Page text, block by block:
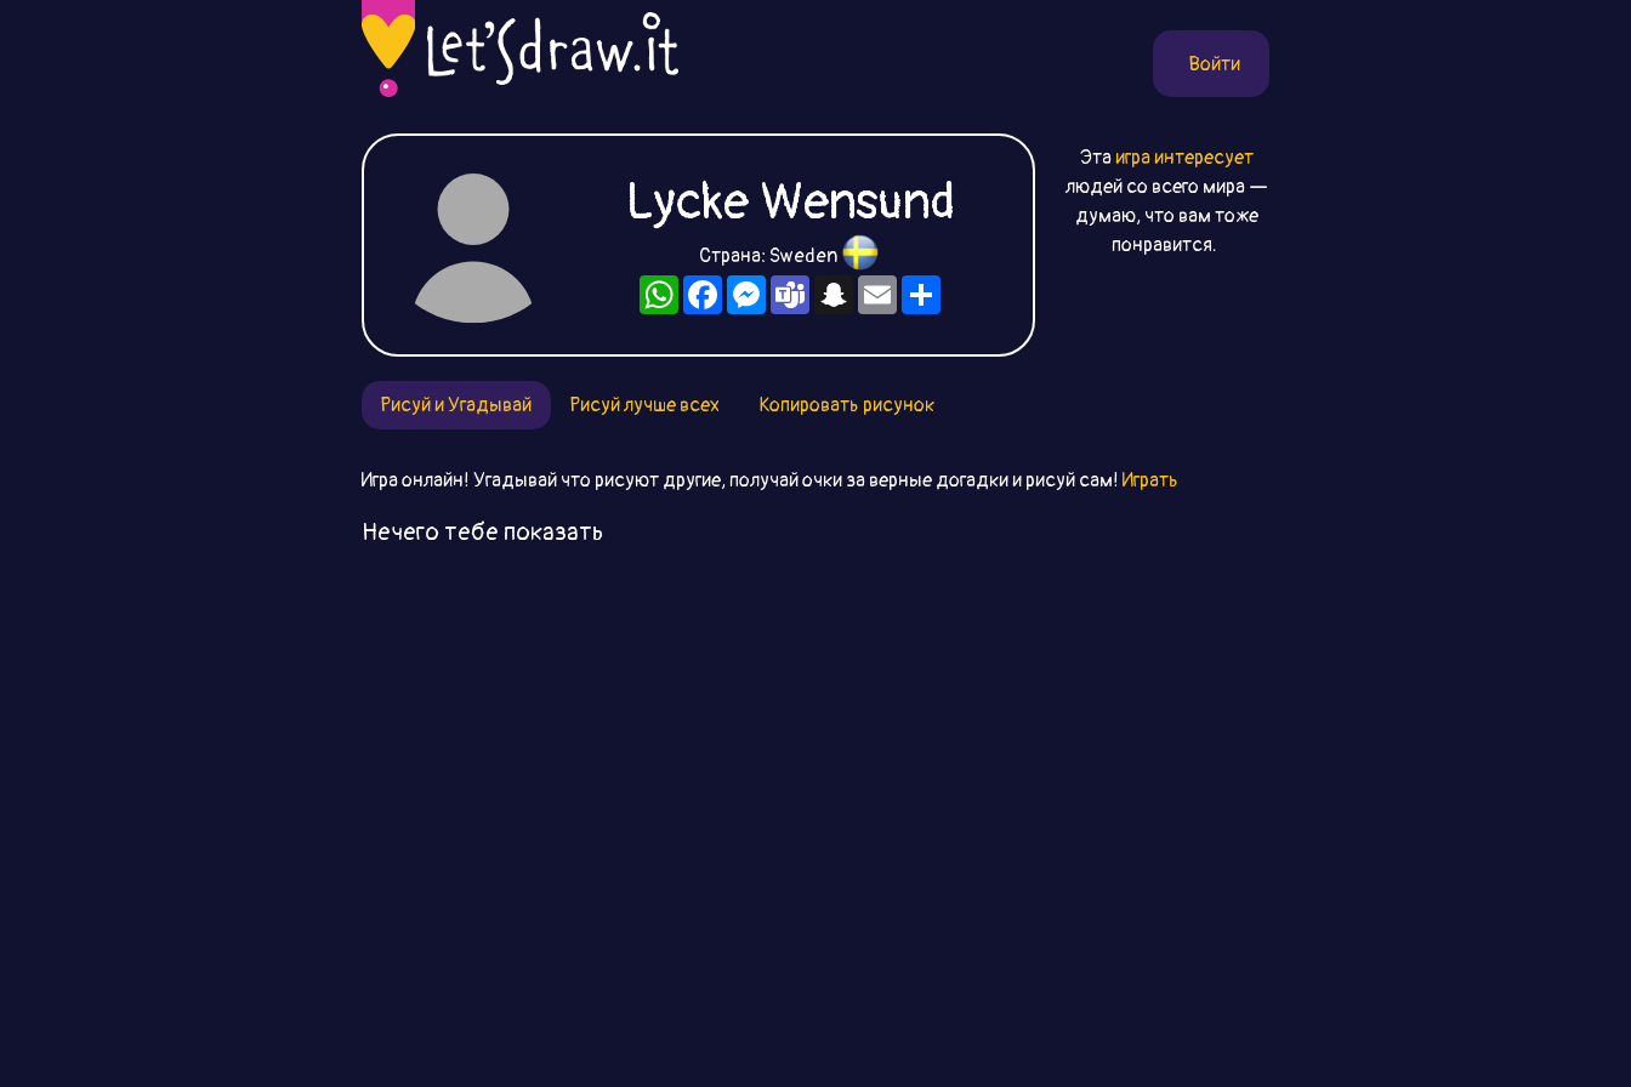
Войти
Lycke Wensund
Страна: Sweden
WhatsAppFacebookMessenger
TeamsSnapchat
EmailРесурс
Этаигра интересует
людей со всего мира —
думаю, что вам тоже
понравится.
Рисуй и Угадывай Рисуй лучше всех Копировать рисунок
Игра онлайн! Угадывай что рисуют другие, получай очки за верные догадки и рисуй сам! Играть
Нечего тебе показать